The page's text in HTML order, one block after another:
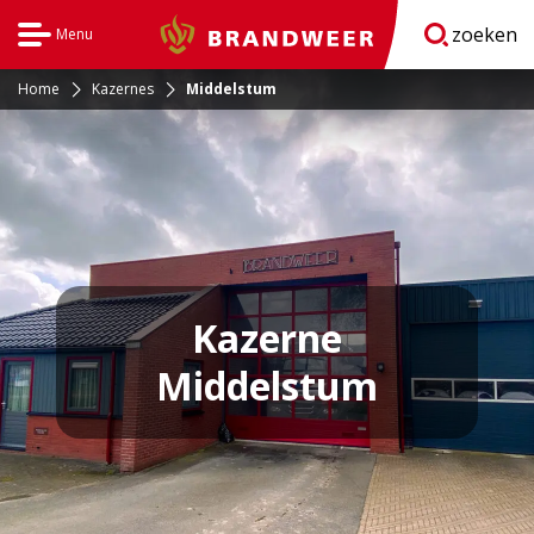
Menu Brandweer zoeken
Home Kazernes Middelstum
Kazerne
Middelstum